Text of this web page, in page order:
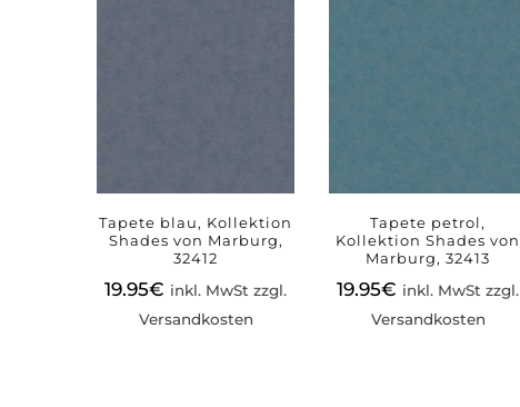
Tapete blau, Kollektion
Shades von Marburg,
32412
19.95€ inkl. MwSt zzgl.
Versandkosten
Tapete petrol,
Kollektion Shades von
Marburg, 32413
19.95€ inkl. MwSt zzgl.
Versandkosten